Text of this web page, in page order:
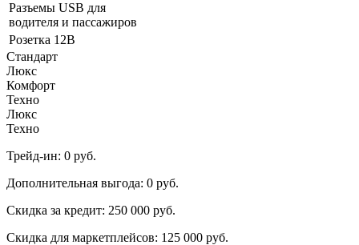
Разъeмы USB для
водителя и пассажиров
Розетка 12В
Стандарт
Люкс
Комфорт
Техно
Люкс
Техно
Трейд-ин: 0 руб.
Дополнительная выгода: 0 руб.
Скидка за кредит: 250 000 руб.
Скидка для маркетплейсов: 125 000 руб.